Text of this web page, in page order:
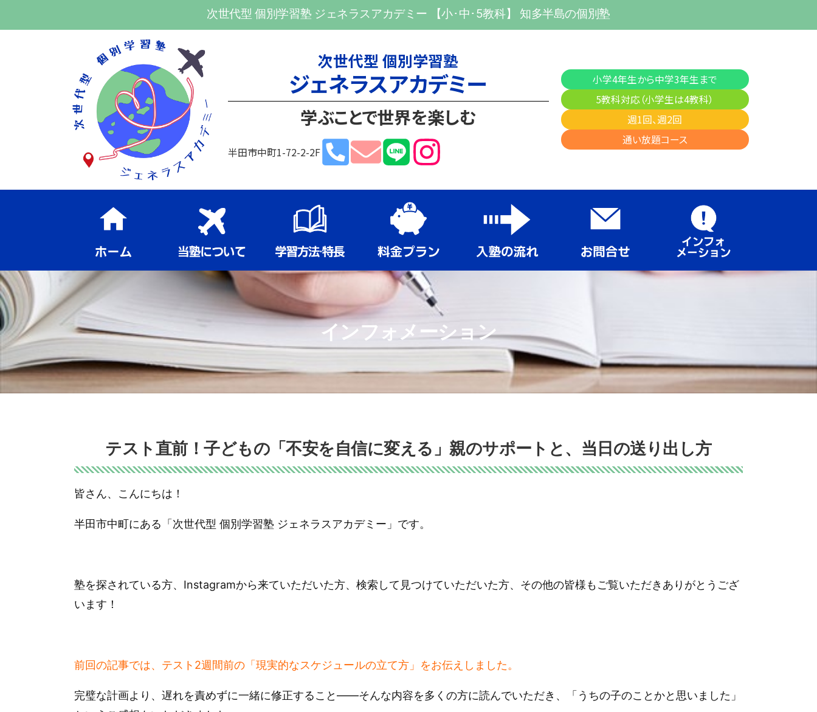
次世代型 個別学習塾 ジェネラスアカデミー 【小･中･5教科】 知多半島の個別塾
次世代型 個別学習塾
ジェネラスアカデミー
学ぶことで世界を楽しむ
半田市中町1-72-2-2F
小学4年生から中学3年生まで
5教科対応（小学生は4教科）
週1回、週2回
通い放題コース
インフォメーション
テスト直前！子どもの「不安を自信に変える」親のサポートと、当日の送り出し方
皆さん、こんにちは！
半田市中町にある「次世代型 個別学習塾 ジェネラスアカデミー」です。
塾を探されている方、Instagramから来ていただいた方、検索して見つけていただいた方、その他の皆様もご覧いただきありがとうござ
います！
前回の記事では、テスト2週間前の「現実的なスケジュールの立て方」をお伝えしました。
完璧な計画より、遅れを責めずに一緒に修正すること——そんな内容を多くの方に読んでいただき、「うちの子のことかと思いました」